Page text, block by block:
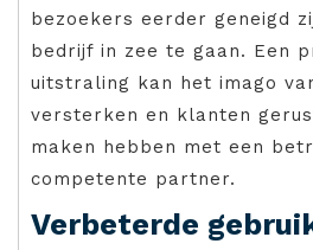
bezoekers eerder geneigd
bedrijf in zee te gaan. Een
uitstraling kan het imago
versterken en klanten
maken hebben met een
competente partner.
Verbeterde